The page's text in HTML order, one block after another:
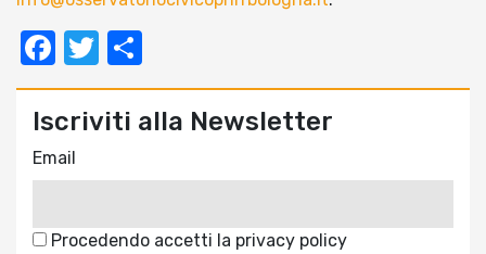
Facebook
Twitter
Iscriviti alla Newsletter
Email
Procedendo accetti la privacy policy